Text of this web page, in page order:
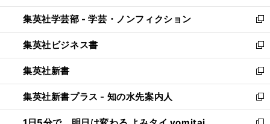
開
く
ウ
で
開
く
ン
ド
ウ
で
開
く
ウ
ィ
ン
ド
ウ
で
開
く
集英社学芸部 - 学芸・ノンフィクション
新
し
い
ウ
ィ
ン
ド
ウ
集英社ビジネス書
新
し
い
ウ
ィ
ン
集英社新書
新
し
い
ウ
集英社新書プラス - 知の水先案内人
新
し